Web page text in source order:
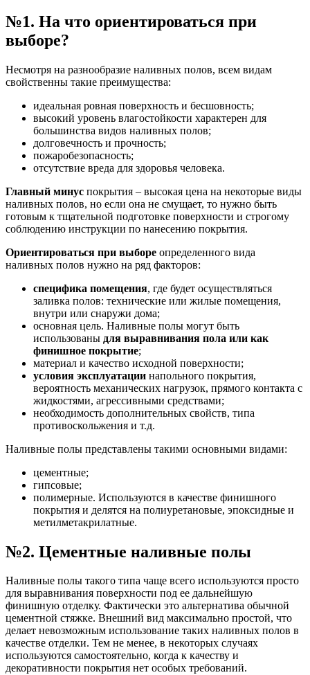
№1. На что ориентироваться при
выборе?
Несмотря на разнообразие наливных полов, всем видам
свойственны такие преимущества:
идеальная ровная поверхность и бесшовность;
высокий уровень влагостойкости характерен для
большинства видов наливных полов;
долговечность и прочность;
пожаробезопасность;
отсутствие вреда для здоровья человека.
Главный минус покрытия – высокая цена на некоторые виды
наливных полов, но если она не смущает, то нужно быть
готовым к тщательной подготовке поверхности и строгому
соблюдению инструкции по нанесению покрытия.
Ориентироваться при выборе определенного вида
наливных полов нужно на ряд факторов:
специфика помещения, где будет осуществляться
заливка полов: технические или жилые помещения,
внутри или снаружи дома;
основная цель. Наливные полы могут быть
использованы для выравнивания пола или как
финишное покрытие;
материал и качество исходной поверхности;
условия эксплуатации напольного покрытия,
вероятность механических нагрузок, прямого контакта с
жидкостями, агрессивными средствами;
необходимость дополнительных свойств, типа
противоскольжения и т.д.
Наливные полы представлены такими основными видами:
цементные;
гипсовые;
полимерные. Используются в качестве финишного
покрытия и делятся на полиуретановые, эпоксидные и
метилметакрилатные.
№2. Цементные наливные полы
Наливные полы такого типа чаще всего используются просто
для выравнивания поверхности под ее дальнейшую
финишную отделку. Фактически это альтернатива обычной
цементной стяжке. Внешний вид максимально простой, что
делает невозможным использование таких наливных полов в
качестве отделки. Тем не менее, в некоторых случаях
используются самостоятельно, когда к качеству и
декоративности покрытия нет особых требований.